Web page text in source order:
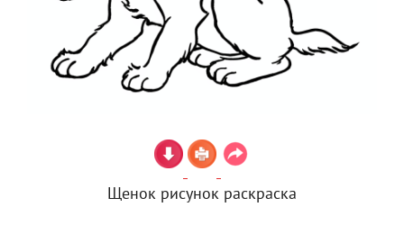
Щенок рисунок раскраска